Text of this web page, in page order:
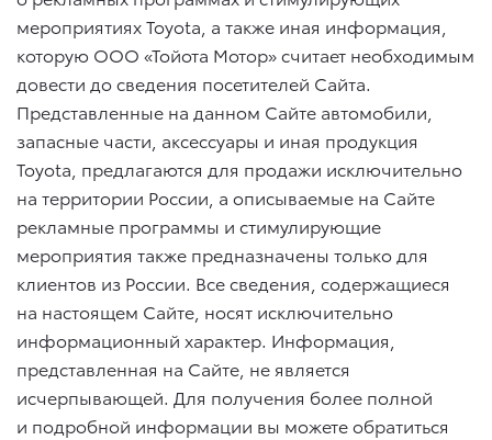
мероприятиях Toyota, а также иная информация,
которую ООО «Тойота Мотор» считает необходимым
довести до сведения посетителей Сайта.
Представленные на данном Сайте автомобили,
запасные части, аксессуары и иная продукция
Toyota, предлагаются для продажи исключительно
на территории России, а описываемые на Сайте
рекламные программы и стимулирующие
мероприятия также предназначены только для
клиентов из России. Все сведения, содержащиеся
на настоящем Сайте, носят исключительно
информационный характер. Информация,
представленная на Сайте, не является
исчерпывающей. Для получения более полной
и подробной информации вы можете обратиться